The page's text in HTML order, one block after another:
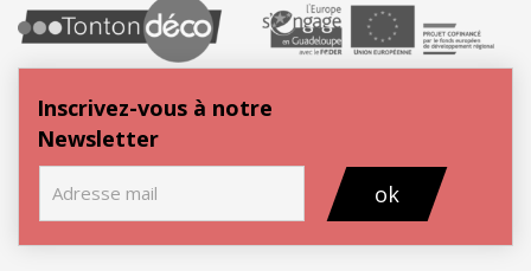
Inscrivez-vous à notre
Newsletter
ok